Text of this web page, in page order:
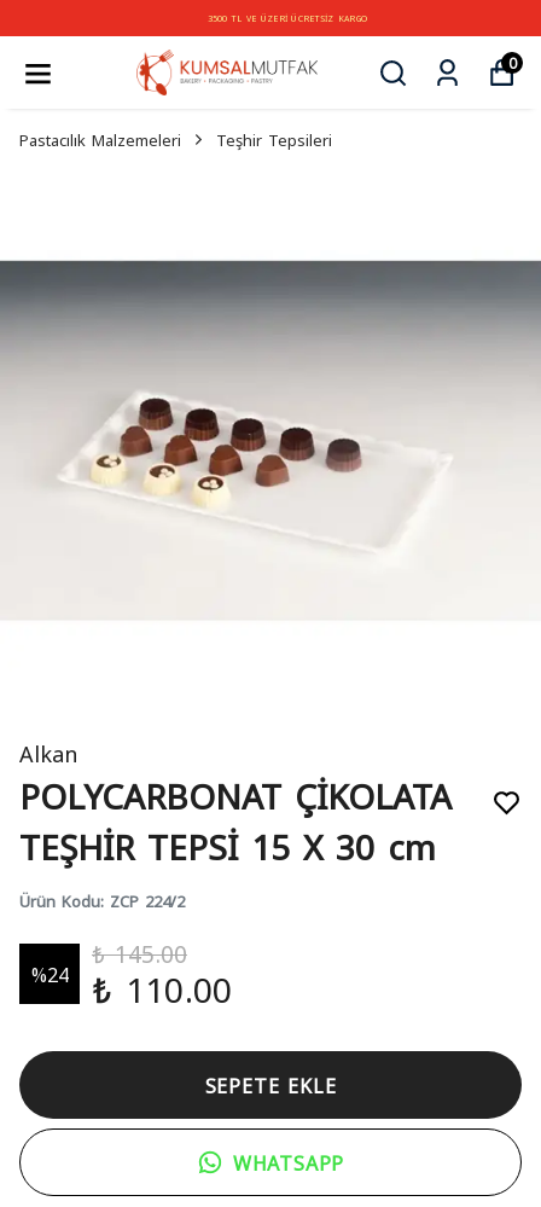
3500 TL VE ÜZERİ ÜCRETSİZ KARGO
0
Pastacılık Malzemeleri Teşhir Tepsileri
Alkan
POLYCARBONAT ÇİKOLATA
TEŞHİR TEPSİ 15 X 30 cm
Ürün Kodu: ZCP 224/2
%24
₺ 145.00
₺ 110.00
SEPETE EKLE
WHATSAPP